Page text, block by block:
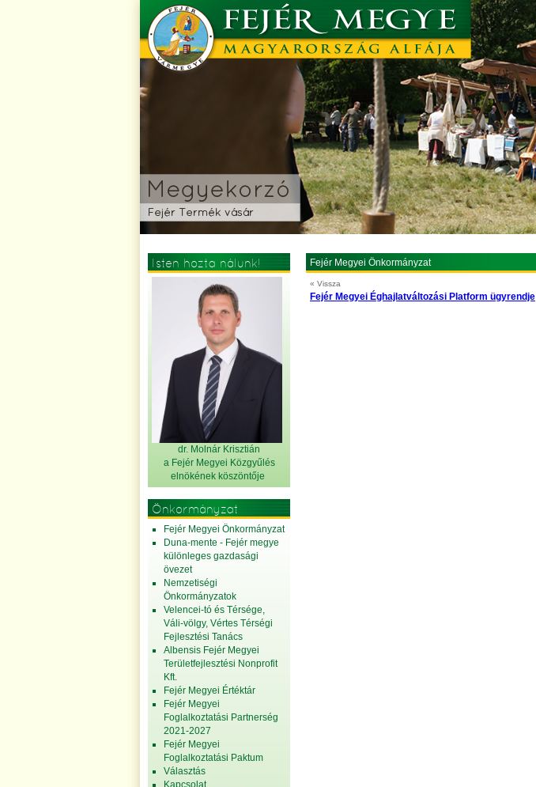
Isten hozta nálunk!
dr. Molnár Krisztián
a Fejér Megyei Közgyűlés
elnökének köszöntője
Önkormányzat
Fejér Megyei Önkormányzat
Duna-mente - Fejér megye
különleges gazdasági
övezet
Nemzetiségi
Önkormányzatok
Velencei-tó és Térsége,
Váli-völgy, Vértes Térségi
Fejlesztési Tanács
Albensis Fejér Megyei
Területfejlesztési Nonprofit
Kft.
Fejér Megyei Értéktár
Fejér Megyei
Foglalkoztatási Partnerség
2021-2027
Fejér Megyei
Foglalkoztatási Paktum
Választás
Kapcsolat
Fejér Megyei Önkormányzat
« Vissza
Fejér Megyei Éghajlatváltozási Platform ügyrendje